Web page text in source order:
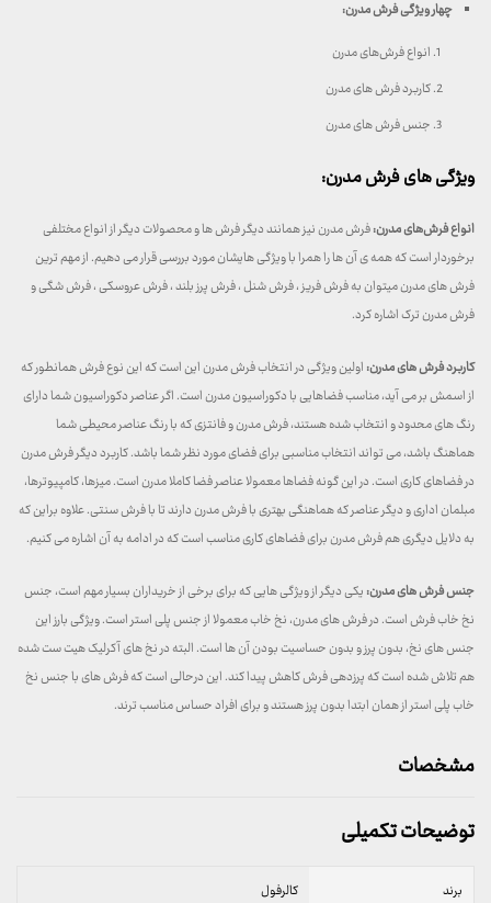
چهار ویژگی فرش مدرن:
انواع فرش‌های مدرن
کاربرد فرش های مدرن
جنس فرش های مدرن
ویژگی های فرش مدرن:
انواع فرش‌های مدرن:فرش مدرن نیز همانند دیگر فرش ها و محصولات دیگر از انواع مختلفی
برخوردار است که همه ی آن ها را همرا با ویژگی هایشان مورد بررسی قرار می دهیم. از مهم ترین
فرش های مدرن میتوان به فرش فریز ، فرش شنل ، فرش پرز بلند ، فرش عروسکی ، فرش شگی و
فرش مدرن ترک اشاره کرد.
کاربرد فرش های مدرن:اولین ویژگی در انتخاب فرش مدرن این است که این نوع فرش همانطور که
از اسمش بر می آید، مناسب فضاهایی با دکوراسیون مدرن است. اگر عناصر دکوراسیون شما دارای
رنگ های محدود و انتخاب شده هستند، فرش مدرن و فانتزی که با رنگ عناصر محیطی شما
هماهنگ باشد، می تواند انتخاب مناسبی برای فضای مورد نظر شما باشد. کاربرد دیگر فرش مدرن
در فضاهای کاری است. در این گونه فضاها معمولا عناصر فضا کاملا مدرن است. میزها، کامپیوترها،
مبلمان اداری و دیگر عناصر که هماهنگی بهتری با فرش مدرن دارند تا با فرش سنتی. علاوه براین که
به دلایل دیگری هم فرش مدرن برای فضاهای کاری مناسب است که در ادامه به آن اشاره می کنیم.
جنس فرش های مدرن:یکی دیگر از ویژگی هایی که برای برخی از خریداران بسیار مهم است، جنس
نخ خاب فرش است. در فرش های مدرن، نخ خاب معمولا از جنس پلی استر است. ویژگی بارز این
جنس های نخ، بدون پرز و بدون حساسیت بودن آن ها است. البته در نخ های آکرلیک هیت ست شده
هم تلاش شده است که پرزدهی فرش کاهش پیدا کند. این درحالی است که فرش های با جنس نخ
خاب پلی استر از همان ابتدا بدون پرز هستند و برای افراد حساس مناسب ترند.
مشخصات
توضیحات تکمیلی
برند کالرفول